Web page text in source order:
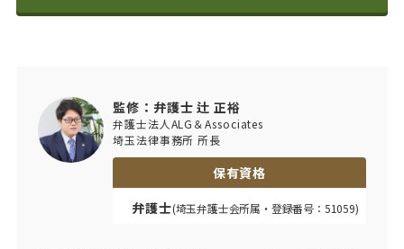
監修：弁護士 辻 正裕
弁護士法人ALG＆Associates
埼玉法律事務所 所長
保有資格
弁護士(埼玉弁護士会所属・登録番号：51059)